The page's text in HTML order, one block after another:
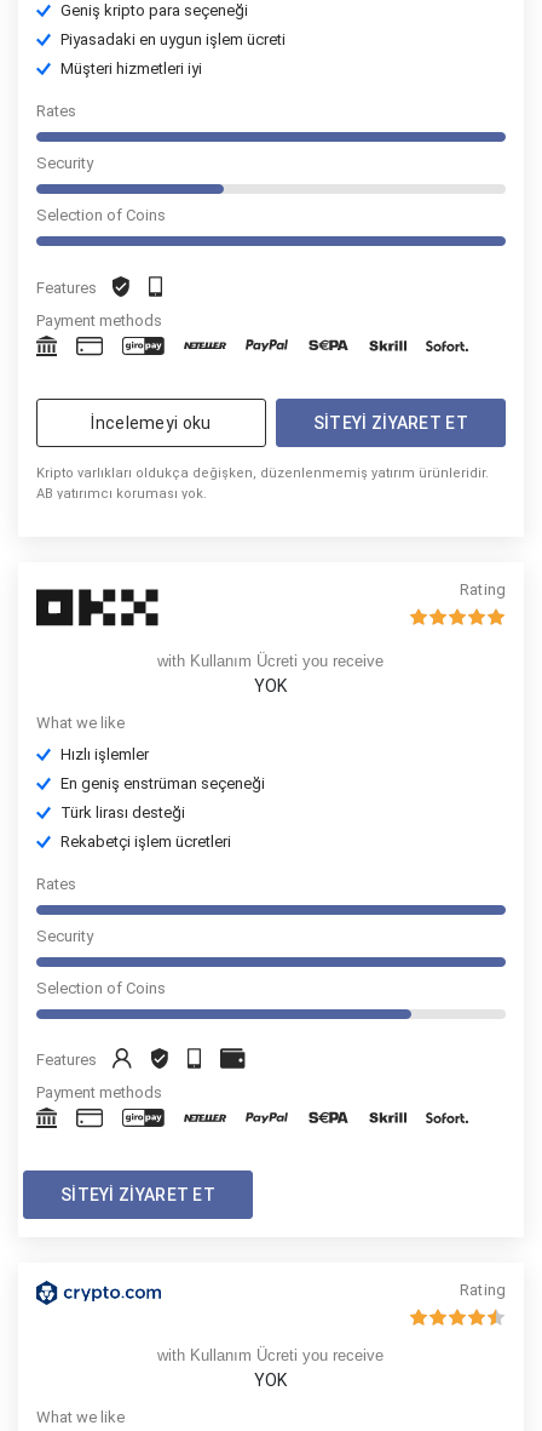
Geniş kripto para seçeneği
Piyasadaki en uygun işlem ücreti
Müşteri hizmetleri iyi
Rates
Security
Selection of Coins
Features
Payment methods
İncelemeyi oku SITEYI ZIYARET ET
Kripto varlıkları oldukça değişken, düzenlenmemiş yatırım ürünleridir.
AB yatırımcı koruması yok.
Rating
with Kullanım Ücreti you receive
YOK
What we like
Hızlı işlemler
En geniş enstrüman seçeneği
Türk lirası desteği
Rekabetçi işlem ücretleri
Rates
Security
Selection of Coins
Features
Payment methods
SITEYI ZIYARET ET
Rating
with Kullanım Ücreti you receive
YOK
What we like